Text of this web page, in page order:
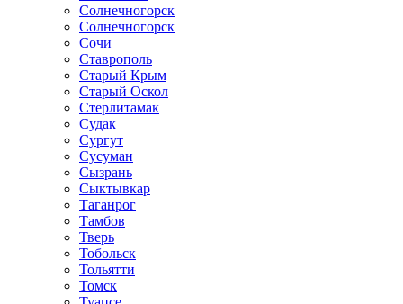
Солнечногорск
Солнечногорск
Сочи
Ставрополь
Старый Крым
Старый Оскол
Стерлитамак
Судак
Сургут
Сусуман
Сызрань
Сыктывкар
Таганрог
Тамбов
Тверь
Тобольск
Тольятти
Томск